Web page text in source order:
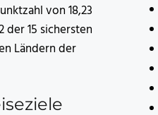
von 18,23
der 15 sichersten
Ländern der